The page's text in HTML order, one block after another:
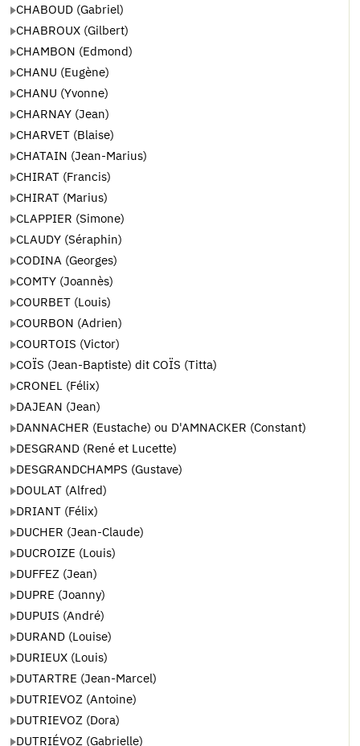
CHABOUD (Gabriel)
CHABROUX (Gilbert)
CHAMBON (Edmond)
CHANU (Eugène)
CHANU (Yvonne)
CHARNAY (Jean)
CHARVET (Blaise)
CHATAIN (Jean-Marius)
CHIRAT (Francis)
CHIRAT (Marius)
CLAPPIER (Simone)
CLAUDY (Séraphin)
CODINA (Georges)
COMTY (Joannès)
COURBET (Louis)
COURBON (Adrien)
COURTOIS (Victor)
COÏS (Jean-Baptiste) dit COÏS (Titta)
CRONEL (Félix)
DAJEAN (Jean)
DANNACHER (Eustache) ou D'AMNACKER (Constant)
DESGRAND (René et Lucette)
DESGRANDCHAMPS (Gustave)
DOULAT (Alfred)
DRIANT (Félix)
DUCHER (Jean-Claude)
DUCROIZE (Louis)
DUFFEZ (Jean)
DUPRE (Joanny)
DUPUIS (André)
DURAND (Louise)
DURIEUX (Louis)
DUTARTRE (Jean-Marcel)
DUTRIEVOZ (Antoine)
DUTRIEVOZ (Dora)
DUTRIÉVOZ (Gabrielle)